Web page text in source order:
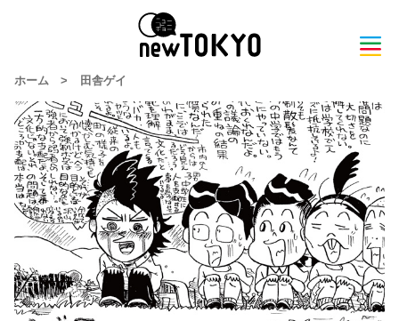
ホーム > 田舎ゲイ